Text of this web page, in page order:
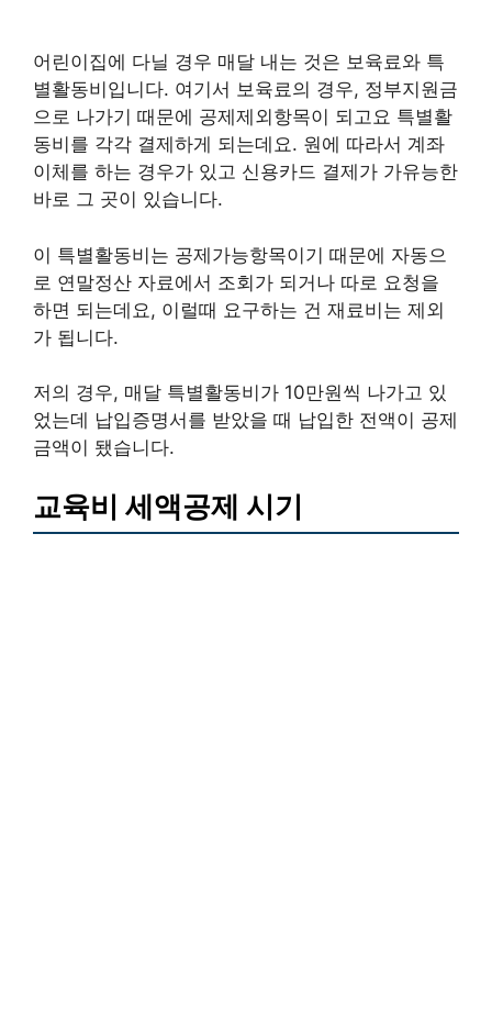
어린이집에 다닐 경우 매달 내는 것은 보육료와 특
별활동비입니다. 여기서 보육료의 경우, 정부지원금
으로 나가기 때문에 공제제외항목이 되고요 특별활
동비를 각각 결제하게 되는데요. 원에 따라서 계좌
이체를 하는 경우가 있고 신용카드 결제가 가유능한
바로 그 곳이 있습니다.
이 특별활동비는 공제가능항목이기 때문에 자동으
로 연말정산 자료에서 조회가 되거나 따로 요청을
하면 되는데요, 이럴때 요구하는 건 재료비는 제외
가 됩니다.
저의 경우, 매달 특별활동비가 10만원씩 나가고 있
었는데 납입증명서를 받았을 때 납입한 전액이 공제
금액이 됐습니다.
교육비 세액공제 시기